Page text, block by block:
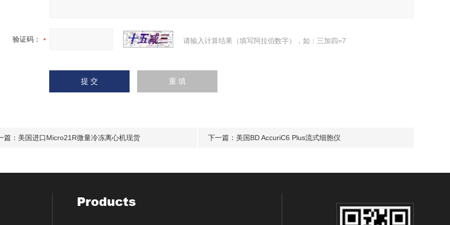
验证码： 请输入计算结果（填写阿拉伯数字），如：三加四=7
篇： 美国进口Micro21R微量冷冻离心机现货 下一篇： 美国BD AccuriC6 Plus流式细胞仪
Products